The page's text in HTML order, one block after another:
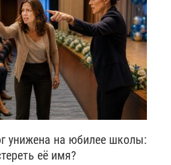
унижена на юбилее школы:
её имя?